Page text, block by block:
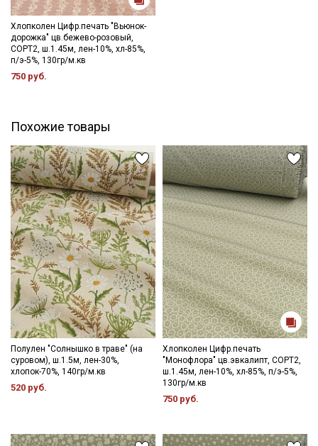
Хлопколен Цифр.печать "Вьюнок-
дорожка" цв.бежево-розовый,
СОРТ2, ш.1.45м, лен-10%, хл-85%,
п/э-5%, 130гр/м.кв
750 руб.
Похожие товары
Полулен "Солнышко в траве" (на
суровом), ш.1.5м, лен-30%,
хлопок-70%, 140гр/м.кв
520 руб.
Хлопколен Цифр.печать
"Монофлора" цв.эвкалипт, СОРТ2,
ш.1.45м, лен-10%, хл-85%, п/э-5%,
130гр/м.кв
750 руб.
Секретная рассылка от Купава
Мы публикуем здесь дополнительные
промокоды и скидки до 30% на узкие
Подписаться
Ознакомлен(а) сПолитикой обработки персональных
данныхи даюСогласие на обработку персональных
данных
ДаюСогласие на получение рекламных и
информационных рассылок